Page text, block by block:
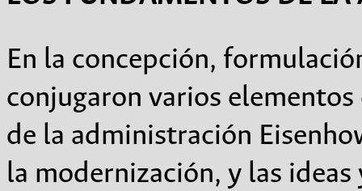
En la concepción,
conjugaron varios
de la administración
la modernización, y las